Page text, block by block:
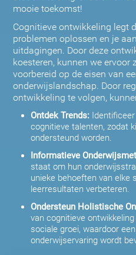
mooie toekomst!
Cognitieve ontwikkeling legt
problemen oplossen en je
uitdagingen. Door deze
koesteren, kunnen we ervoor
voorbereid op de eisen van
onderwijslandschap. Door
ontwikkeling te volgen,
Ontdek Trends:
cognitieve talenten, zodat
ondersteund worden.
Informatieve
staat om hun
unieke behoeften van elke
leerresultaten verbeteren.
Ondersteun Holistische
van cognitieve
sociale groei, waardoor
onderwijservaring wordt